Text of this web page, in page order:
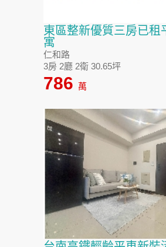
東區整新優質三房已租
寓
仁和路
3房 2廳 2衛 30.65坪
786 萬